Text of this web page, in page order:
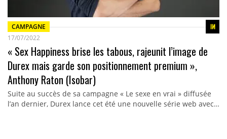
CAMPAGNE
17/07/2022
« Sex Happiness brise les tabous, rajeunit l’image de
Durex mais garde son positionnement premium »,
Anthony Raton (Isobar)
Suite au succès de sa campagne « Le sexe en vrai » diffusée
l’an dernier, Durex lance cet été une nouvelle série web avec…